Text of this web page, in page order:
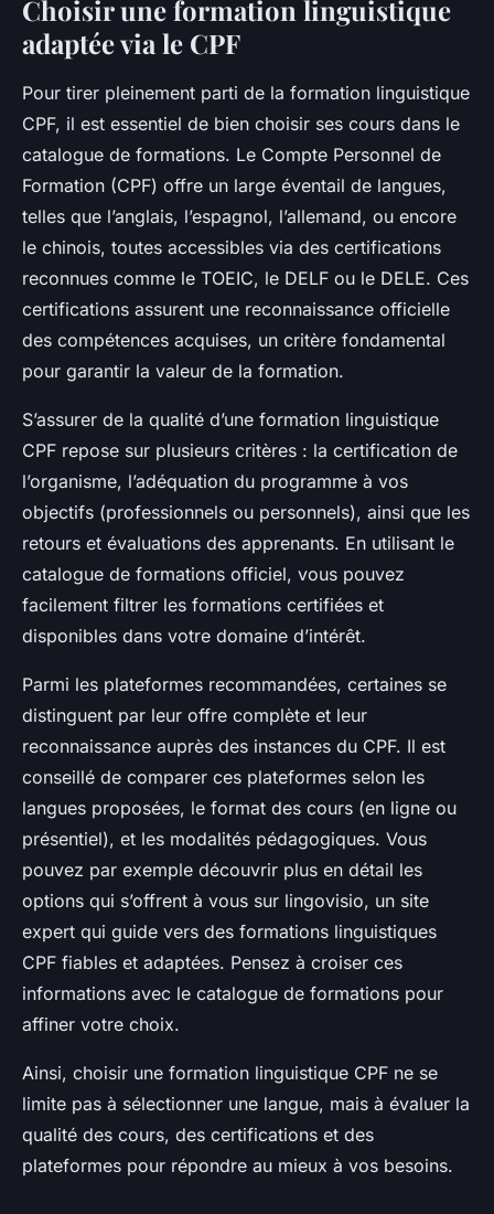
Choisir une formation linguistique
adaptée via le CPF
Pour tirer pleinement parti de la formation linguistique
CPF, il est essentiel de bien choisir ses cours dans le
catalogue de formations. Le Compte Personnel de
Formation (CPF) offre un large éventail de langues,
telles que l’anglais, l’espagnol, l’allemand, ou encore
le chinois, toutes accessibles via des certifications
reconnues comme le TOEIC, le DELF ou le DELE. Ces
certifications assurent une reconnaissance officielle
des compétences acquises, un critère fondamental
pour garantir la valeur de la formation.
S’assurer de la qualité d’une formation linguistique
CPF repose sur plusieurs critères : la certification de
l’organisme, l’adéquation du programme à vos
objectifs (professionnels ou personnels), ainsi que les
retours et évaluations des apprenants. En utilisant le
catalogue de formations officiel, vous pouvez
facilement filtrer les formations certifiées et
disponibles dans votre domaine d’intérêt.
Parmi les plateformes recommandées, certaines se
distinguent par leur offre complète et leur
reconnaissance auprès des instances du CPF. Il est
conseillé de comparer ces plateformes selon les
langues proposées, le format des cours (en ligne ou
présentiel), et les modalités pédagogiques. Vous
pouvez par exemple découvrir plus en détail les
options qui s’offrent à vous sur lingovisio, un site
expert qui guide vers des formations linguistiques
CPF fiables et adaptées. Pensez à croiser ces
informations avec le catalogue de formations pour
affiner votre choix.
Ainsi, choisir une formation linguistique CPF ne se
limite pas à sélectionner une langue, mais à évaluer la
qualité des cours, des certifications et des
plateformes pour répondre au mieux à vos besoins.